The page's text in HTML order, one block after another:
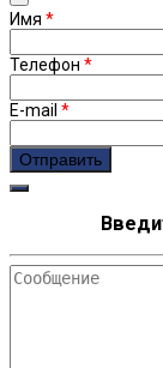
Имя *
Телефон *
E-mail *
Сообщение